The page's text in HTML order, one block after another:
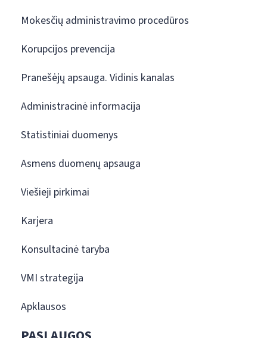
Mokesčių administravimo procedūros
Korupcijos prevencija
Pranešėjų apsauga. Vidinis kanalas
Administracinė informacija
Statistiniai duomenys
Asmens duomenų apsauga
Viešieji pirkimai
Karjera
Konsultacinė taryba
VMI strategija
Apklausos